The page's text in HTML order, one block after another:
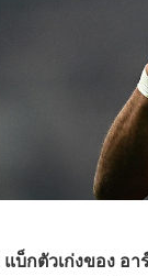
แบ็กตัวเก่งของ อ